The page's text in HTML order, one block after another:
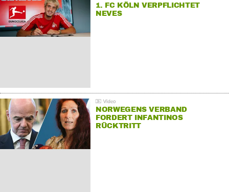
1. FC KÖLN VERPFLICHTET
NEVES
NORWEGENS VERBAND
FORDERT INFANTINOS
RÜCKTRITT